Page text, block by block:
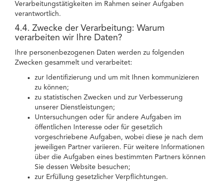
Verarbeitungstätigkeiten im Rahmen seiner Aufgaben
verantwortlich.
4.4. Zwecke der Verarbeitung: Warum
verarbeiten wir Ihre Daten?
Ihre personenbezogenen Daten werden zu folgenden
Zwecken gesammelt und verarbeitet:
zur Identifizierung und um mit Ihnen kommunizieren
zu können;
zu statistischen Zwecken und zur Verbesserung
unserer Dienstleistungen;
Untersuchungen oder für andere Aufgaben im
öffentlichen Interesse oder für gesetzlich
vorgeschriebene Aufgaben, wobei diese je nach dem
jeweiligen Partner variieren. Für weitere Informationen
über die Aufgaben eines bestimmten Partners können
Sie dessen Website besuchen;
zur Erfüllung gesetzlicher Verpflichtungen.